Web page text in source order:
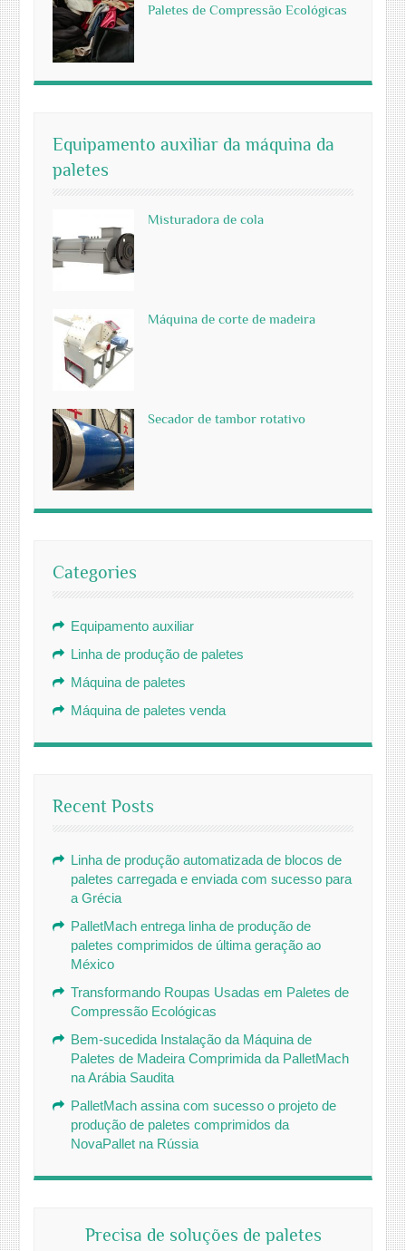
Paletes de Compressão Ecológicas
Equipamento auxiliar da máquina da
paletes
Misturadora de cola
Máquina de corte de madeira
Secador de tambor rotativo
Categories
Equipamento auxiliar
Linha de produção de paletes
Máquina de paletes
Máquina de paletes venda
Recent Posts
Linha de produção automatizada de blocos de
paletes carregada e enviada com sucesso para
a Grécia
PalletMach entrega linha de produção de
paletes comprimidos de última geração ao
México
Transformando Roupas Usadas em Paletes de
Compressão Ecológicas
Bem-sucedida Instalação da Máquina de
Paletes de Madeira Comprimida da PalletMach
na Arábia Saudita
PalletMach assina com sucesso o projeto de
produção de paletes comprimidos da
NovaPallet na Rússia
Precisa de soluções de paletes